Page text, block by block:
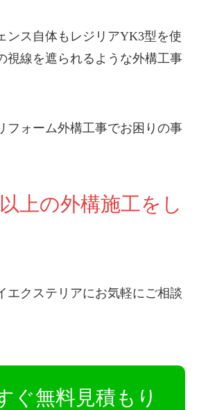
ンス自体もレジリアYK3型を使
視線を遮られるような外構工事
フォーム外構工事でお困りの事
上の外構施工をし
エクステリアにお気軽にご相談
ぐ無料見積もり